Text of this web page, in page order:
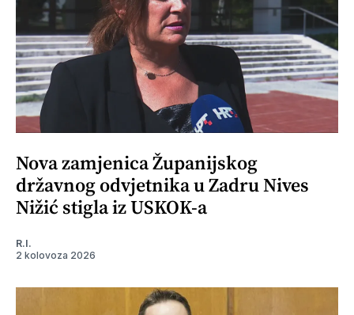
Nova zamjenica Županijskog
državnog odvjetnika u Zadru Nives
Nižić stigla iz USKOK-a
R.I.
2 kolovoza 2026